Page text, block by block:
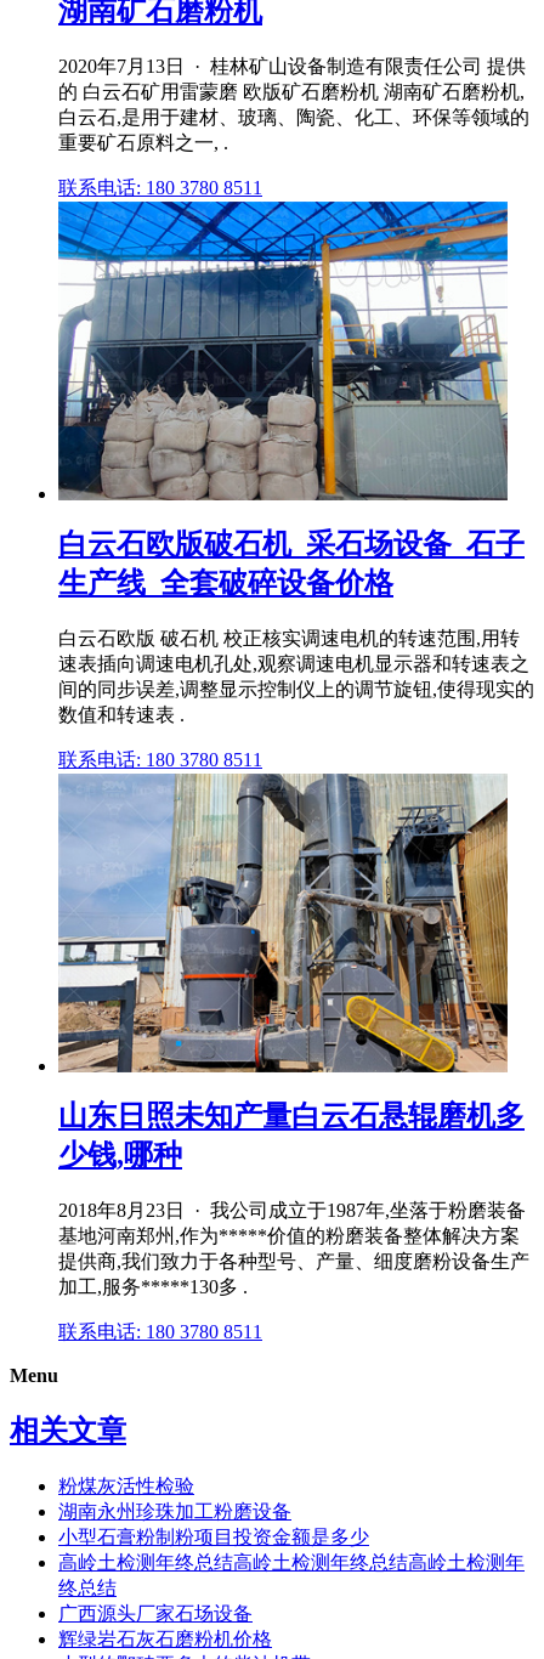
湖南矿石磨粉机
2020年7月13日 · 桂林矿山设备制造有限责任公司 提供
的 白云石矿用雷蒙磨 欧版矿石磨粉机 湖南矿石磨粉机,
白云石,是用于建材、玻璃、陶瓷、化工、环保等领域的
重要矿石原料之一, .
联系电话: 180 3780 8511
白云石欧版破石机_采石场设备_石子
生产线_全套破碎设备价格
白云石欧版 破石机 校正核实调速电机的转速范围,用转
速表插向调速电机孔处,观察调速电机显示器和转速表之
间的同步误差,调整显示控制仪上的调节旋钮,使得现实的
数值和转速表 .
联系电话: 180 3780 8511
山东日照未知产量白云石悬辊磨机多
少钱,哪种
2018年8月23日 · 我公司成立于1987年,坐落于粉磨装备
基地河南郑州,作为*****价值的粉磨装备整体解决方案
提供商,我们致力于各种型号、产量、细度磨粉设备生产
加工,服务*****130多 .
联系电话: 180 3780 8511
Menu
相关文章
粉煤灰活性检验
湖南永州珍珠加工粉磨设备
小型石膏粉制粉项目投资金额是多少
高岭土检测年终总结高岭土检测年终总结高岭土检测年
终总结
广西源头厂家石场设备
辉绿岩石灰石磨粉机价格